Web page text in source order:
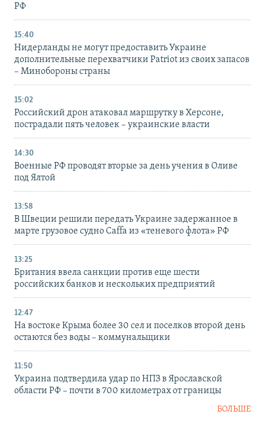
РФ
15:40
Нидерланды не могут предоставить Украине
дополнительные перехватчики Patriot из своих запасов
– Минобороны страны
15:02
Российский дрон атаковал маршрутку в Херсоне,
пострадали пять человек – украинские власти
14:30
Военные РФ проводят вторые за день учения в Оливе
под Ялтой
13:58
В Швеции решили передать Украине задержанное в
марте грузовое судно Caffa из «теневого флота» РФ
13:25
Британия ввела санкции против еще шести
российских банков и нескольких предприятий
12:47
На востоке Крыма более 30 сел и поселков второй день
остаются без воды – коммунальщики
11:50
Украина подтвердила удар по НПЗ в Ярославской
области РФ – почти в 700 километрах от границы
БОЛЬШЕ